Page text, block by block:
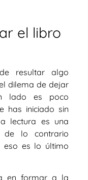
el libro
resultar algo
dilema de dejar
lado es poco
has iniciado sin
lectura es una
de lo contrario
eso es lo último
en formar a la